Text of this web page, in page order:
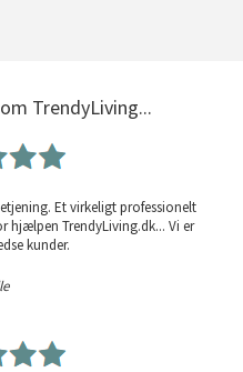
TrendyLiving...
Et virkeligt professionelt
hjælpen TrendyLiving.dk... Vi er
kunder.